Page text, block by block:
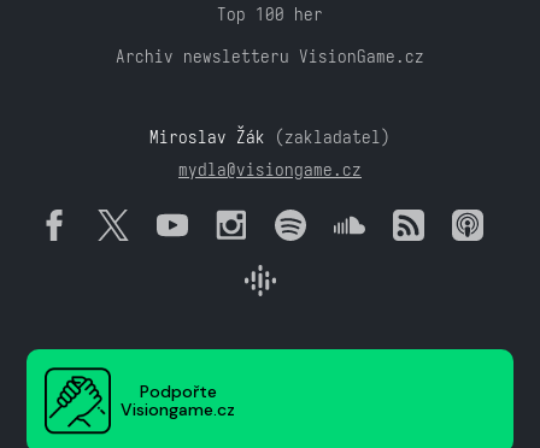
Top 100 her
Archiv newsletteru VisionGame.cz
Miroslav Žák (zakladatel)
mydla@visiongame.cz
Podpořte
Visiongame.cz